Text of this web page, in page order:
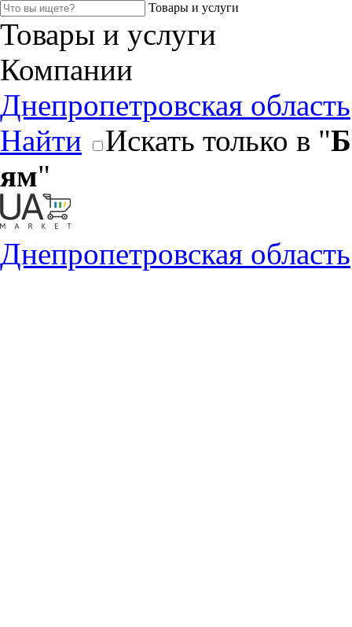
Товары и услуги
Товары и услуги
Компании
Днепропетровская область
Найти
Искать только в "
ям"
Днепропетровская область